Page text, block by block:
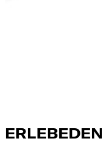
ERLEBE